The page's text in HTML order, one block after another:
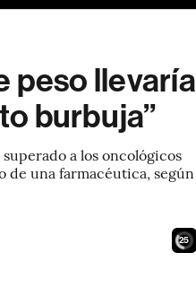
peso llevaría
burbuja”
a los oncológicos
una farmacéutica, según
24